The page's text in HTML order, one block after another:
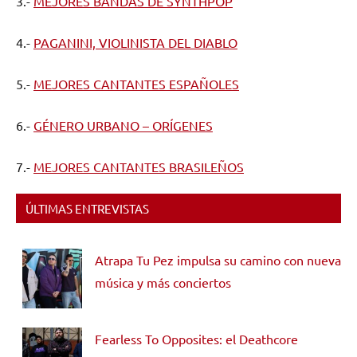
4.- PAGANINI, VIOLINISTA DEL DIABLO
5.- MEJORES CANTANTES ESPAÑOLES
6.- GÉNERO URBANO – ORÍGENES
7.- MEJORES CANTANTES BRASILEÑOS
ÚLTIMAS ENTREVISTAS
Atrapa Tu Pez impulsa su camino con nueva
música y más conciertos
Fearless To Opposites: el Deathcore